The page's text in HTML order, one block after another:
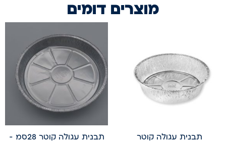
מוצרים דומים
תבנית עגולה קוטר
תבנית עגולה קוטר 28סמ -